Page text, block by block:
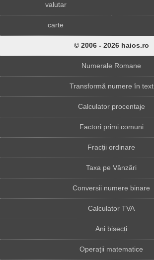
valutar
carte
© 2006 - 2026 haios.ro
Numerale Romane
Transformă numere în text
Calculator procentaje
Factori primi comuni
Fracții ordinare
Taxa pe Vânzări
Conversii numere binare
Calculator TVA
Ani bisecți
Operații matematice